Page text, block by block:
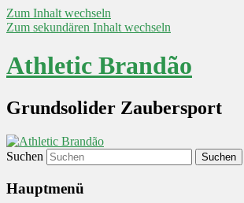
Zum Inhalt wechseln
Zum sekundären Inhalt wechseln
Athletic Brandão
Grundsolider Zaubersport
Suchen
Hauptmenü